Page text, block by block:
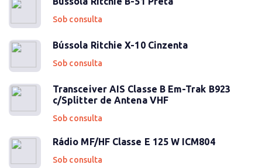
Sob consulta
Bússola Ritchie X-10 Cinzenta
Sob consulta
Transceiver AIS Classe B Em-Trak B923
c/Splitter de Antena VHF
Sob consulta
Rádio MF/HF Classe E 125 W ICM804
Sob consulta